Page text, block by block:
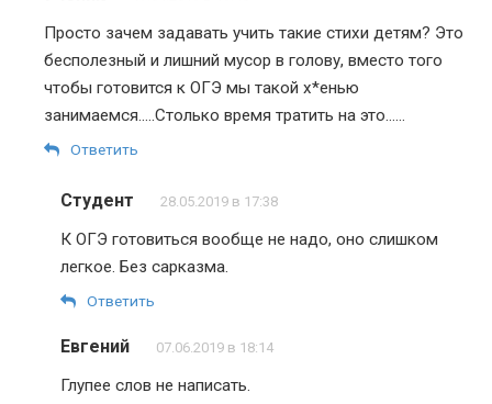
Просто зачем задавать учить такие стихи детям? Это
бесполезный и лишний мусор в голову, вместо того
чтобы готовится к ОГЭ мы такой х*енью
занимаемся…..Столько время тратить на это……
Ответить
Студент 28.05.2019 в 17:38
К ОГЭ готовиться вообще не надо, оно слишком
легкое. Без сарказма.
Ответить
Евгений 07.06.2019 в 18:14
Глупее слов не написать.